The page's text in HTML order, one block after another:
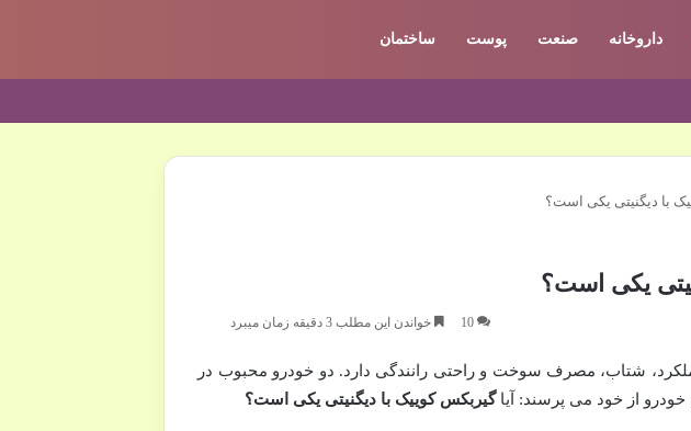
داروخانه صنعت پوست ساختمان
با دیگنیتی یکی است؟
یکی است؟
10 خواندن این مطلب 3 دقیقه زمان میبرد
شتاب، مصرف سوخت و راحتی رانندگی دارد. دو خودرو محبوب در
خودرو از خود می پرسند: آیاگیربکس کوییک با دیگنیتی یکی است؟